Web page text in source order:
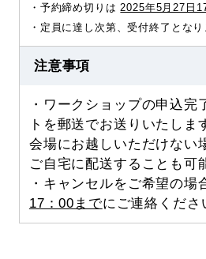
・予約締め切りは 2025年5月27日
・定員に達し次第、受付終了となり
注意事項
・ワークショップの申込完
トを郵送でお送りいたしま
会場にお越しいただけない
ご自宅に配送することも可
・キャンセルをご希望の場
17：00までにご連絡くださ